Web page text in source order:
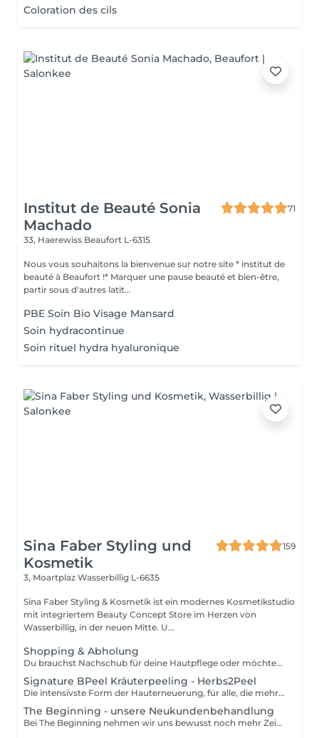
Coloration des cils
Institut de Beauté Sonia
Machado
71
33, Haerewiss Beaufort L-6315
Nous vous souhaitons la bienvenue sur notre site * institut de
beauté à Beaufort !* Marquer une pause beauté et bien-être,
partir sous d'autres latit...
PBE Soin Bio Visage Mansard
Soin hydracontinue
Soin rituel hydra hyaluronique
Sina Faber Styling und
Kosmetik
159
3, Moartplaz Wasserbillig L-6635
Sina Faber Styling & Kosmetik ist ein modernes Kosmetikstudio
mit integriertem Beauty Concept Store im Herzen von
Wasserbillig, in der neuen Mitte. U...
Shopping & Abholung
Du brauchst Nachschub für deine Hautpflege oder möchtest einen Gutschein abholen? Dann ist dieser kurze Termin genau das Richtige für dich. Hier kannst du unkompliziert deine Produkte oder Gutscheine bei uns im Studio abholen ganz ohne Wartezeit und in entspannter Atmosphäre. Wichtig: Bitte beachte, dass es sich hierbei um einen reinen Abhol- oder Shopping-Termin handelt. Eine individuelle Hautanalyse oder Pflegeberatung ist aus Zeitgründen nicht möglich. Wir freuen uns auf dich!
Signature BPeel Kräuterpeeling - Herbs2Peel
Die intensivste Form der Hauterneuerung, für alle, die mehr wollen als nur einen Frische-Kick. Das Signature BPeel basiert auf der innovativen herbs2peel Methode und kombiniert natürliches Kräuterpeeling mit gezielter, individueller Wirkstoffbehandlung und Entspannungselementen. Feinste Kräuterpartikel werden in die Haut eingearbeitet und erzeugen eine gezielte Mikroirritation. Genau hier beginnt der Effekt: - die Durchblutung wird angeregt - der Stoffwechsel aktiviert - die Zellerneuerung stimuliert Gleichzeitig werden abgestorbene Hautzellen gelöst, während aktive Wirkstoffe tief in die Haut eingeschleust werden. Das Besondere: Es kommt nicht zu einem klassischen Schälprozess, sondern zu einer intensiven Regeneration mit sichtbarem Ergebnis. Du spürst den typischen Nervenkitzel während der Behandlung, ein Zeichen dafür, dass deine Haut arbeitet und auf Hochtouren regeneriert. Das Ergebnis: - klarere, ebenmäßigere Haut - feinere Poren - mehr Spannkraft und Elastizität - sichtbar mehr Glow - ein entspanntes Nervensystem Indikationen: - unreine Haut / Akne / verstopfte Poren - großporiges Hautbild - feuchtigkeitsarme Haut - erste Fältchen / Elastizitätsverlust - Hyperpigmentierung - fahle, gestresste Haut - Haut, die langfristig verbessert werden soll Kontraindikationen: - bekannte Allergien gegen Kräuter/Pflanzenstoffe - akute Hauterkrankungen oder Entzündungen - entzündliche Rosazea - offene Hautstellen / Wunden - stark gereizte Haut
The Beginning - unsere Neukundenbehandlung
Bei The Beginning nehmen wir uns bewusst noch mehr Zeit, um deine Haut ganzheitlich zu analysieren und zu verstehen. Dafür kombinieren wir eine ausführliche Anamnese mit einer modernen digitalen Hautanalyse: Mithilfe eines speziellen Gerätes können wir nicht nur die Oberfläche betrachten, sondern auch tiefere Hautschichten sichtbar machen und mögliche zukünftige Hautveränderungen frühzeitig erkennen. Beratung und Analyse stehen hier im Fokus: Gemeinsam erstellen wir nicht nur einen individuellen Behandlungsplan für die kommenden Wochen und Monate, sondern entwickeln auch einen auf deine Haut abgestimmten Heimpflegeplan. Denn echte Hautveränderungen entstehen nur dann, wenn Behandlung und Heimpflege perfekt zusammenspielen. Nur wer zu Hause konsequent mitarbeitet, wird das volle Potenzial seiner Haut entfalten können und genau dafür geben wir dir ganz viele personalisierte & wertvolle Tipps an die Hand. Natürlich gehört zu deinem ersten Termin auch eine entspannte, individuell auf deine Hautbedürfnisse angepasste wirkstoffbasierte Behandlung. Je nach Hautbild integrieren wir erste Reinigungs- und Pflegeschritte, sanfte Peelings und hochaktive Wirkstoffe. Als kleines Willkommensgeschenk erhältst du bei deinem ersten Termin eine hochwertige Kennenlerngröße eines für dich ausgewählten Produkt. Erlebe The Beginning als den ersten Schritt zu einer Haut, die nicht nur gepflegt aussieht, sondern langfristig gesünder, widerstandsfähiger und strahlender wird.